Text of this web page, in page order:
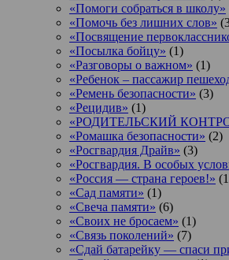
«Помоги собраться в школу»
«Помочь без лишних слов»
«Посвящение
«Посылка бойцу» (1)
«Разговоры о важном» (1)
«Ребенок – пассажир
«Ремень безопасности» (3)
«Рецидив» (1)
«РОДИТЕЛЬСКИЙ
«Ромашка безопасности» (2)
«Росгвардия Драйв» (3)
«Росгвардия. В особых
«Россия — страна героев!»
«Сад памяти» (1)
«Свеча памяти» (6)
«Своих не бросаем» (1)
«Связь поколений» (7)
«Сдай батарейку — спаси